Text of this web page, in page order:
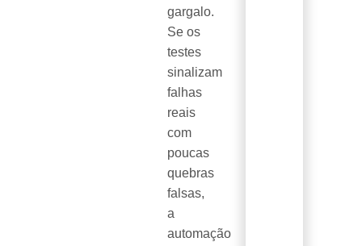
gargalo.
Se os
testes
sinalizam
falhas
reais
com
poucas
quebras
falsas,
a
automação